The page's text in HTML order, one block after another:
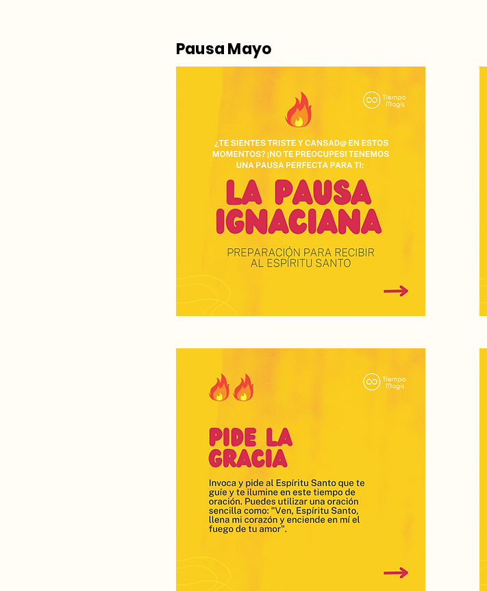
Pausa Mayo